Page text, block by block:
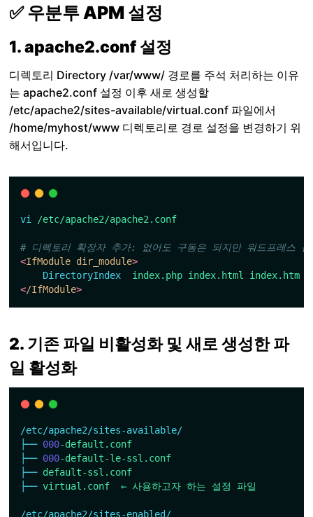
✅ 우분투 APM 설정
1. apache2.conf 설정
디렉토리 Directory /var/www/ 경로를 주석 처리하는 이유
는 apache2.conf 설정 이후 새로 생성할
/etc/apache2/sites-available/virtual.conf 파일에서
/home/myhost/www 디렉토리로 경로 설정을 변경하기 위
해서입니다.
vi /etc/apache2/apache2.conf
# 디렉토리 확장자 추가: 없어도 구동은 되지만 워드프레
<IfModule dir_module>
DirectoryIndex
index.php index.html
index.htm
</IfModule>
2. 기존 파일 비활성화 및 새로 생성한 파
일 활성화
/etc/apache2/sites-available/
├── 000-default.conf
├── 000-default-le-ssl.conf
├── default-ssl.conf
├── virtual.conf ← 사용하고자 하는 설정 파일
/etc/apache2/sites-enabled/